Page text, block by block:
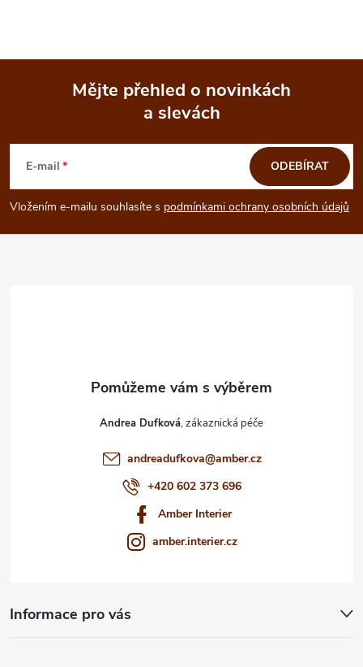
p
Mějte přehled o novinkách
a slevách
E-mail
Vložením e-mailu souhlasíte s podmínkami ochrany osobních údajů
ODEBÍRAT
Informace pro vás
Andrea Dufková
andreadufkova@amber.cz
+420 602 373 696
Amber Interier
amber.interier.cz